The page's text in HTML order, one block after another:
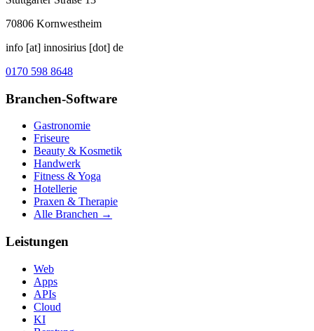
70806 Kornwestheim
info [at] innosirius [dot] de
0170 598 8648
Branchen-Software
Gastronomie
Friseure
Beauty & Kosmetik
Handwerk
Fitness & Yoga
Hotellerie
Praxen & Therapie
Alle Branchen →
Leistungen
Web
Apps
APIs
Cloud
KI